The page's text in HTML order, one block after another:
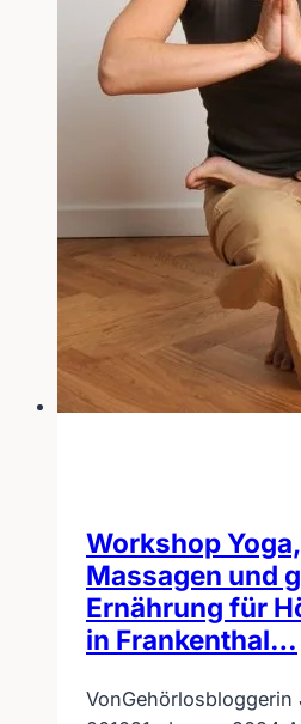
Workshop
Massagen und
Ernährung für
in Frankenthal…
VonGehörlosbloggerin